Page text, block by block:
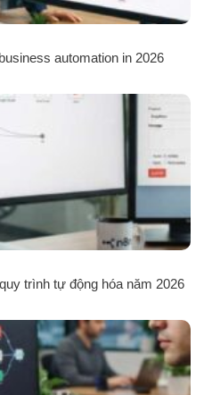
automation in 2026
trình tự động hóa năm 2026